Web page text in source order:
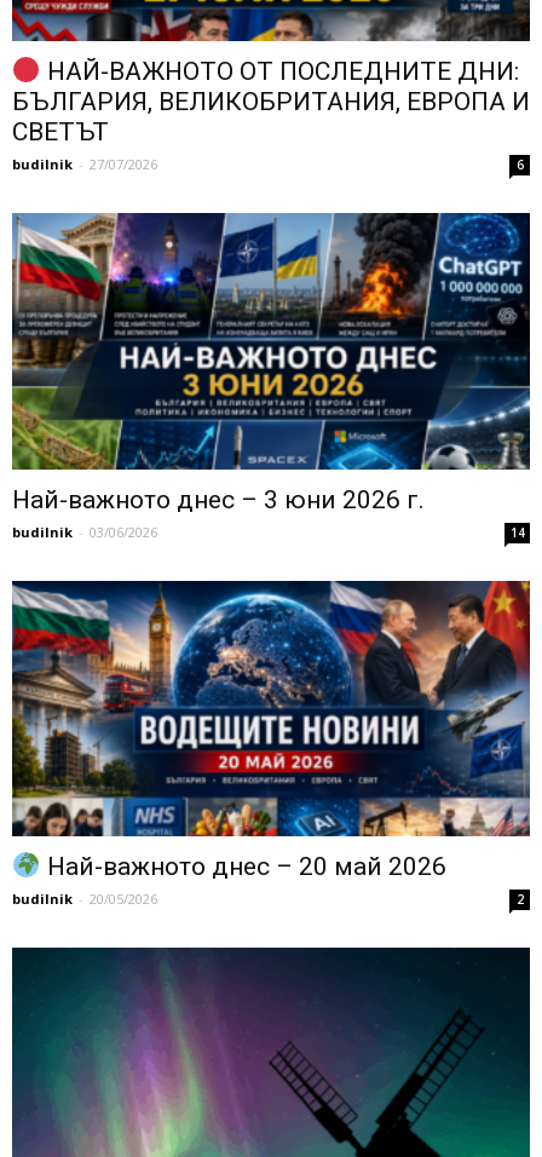
НАЙ-ВАЖНОТО ОТ ПОСЛЕДНИТЕ ДНИ:
БЪЛГАРИЯ, ВЕЛИКОБРИТАНИЯ, ЕВРОПА И
СВЕТЪТ
budilnik - 27/07/2026 6
Най-важното днес – 3 юни 2026 г.
budilnik - 03/06/2026 14
Най-важното днес – 20 май 2026
budilnik - 20/05/2026 2